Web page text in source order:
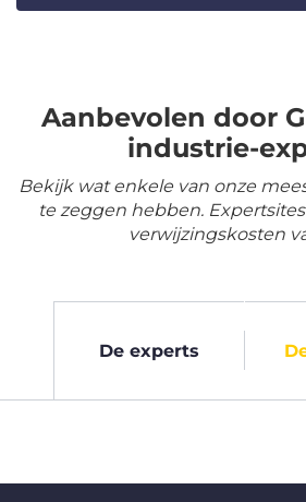
Aanbevolen door
industrie-
Bekijk wat enkele van onze
te zeggen hebben.
verwijzingskosten
De experts